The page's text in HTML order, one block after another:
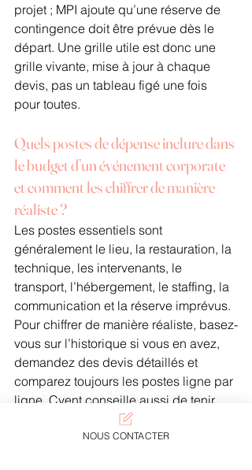
projet ; MPI ajoute qu’une réserve de
contingence doit être prévue dès le
départ. Une grille utile est donc une
grille vivante, mise à jour à chaque
devis, pas un tableau figé une fois
pour toutes.
Quels postes de dépense inclure dans
le budget d’un événement corporate
et comment les chiffrer de manière
réaliste ?
Les postes essentiels sont
généralement le lieu, la restauration, la
technique, les intervenants, le
transport, l’hébergement, le staffing, la
communication et la réserve imprévus.
Pour chiffrer de manière réaliste, basez-
vous sur l’historique si vous en avez,
demandez des devis détaillés et
comparez toujours les postes ligne par
ligne. Cvent conseille aussi de tenir
compte des coûts de main-d’œuvre,
des fournisseurs et de la possibilité de
NOUS CONTACTER